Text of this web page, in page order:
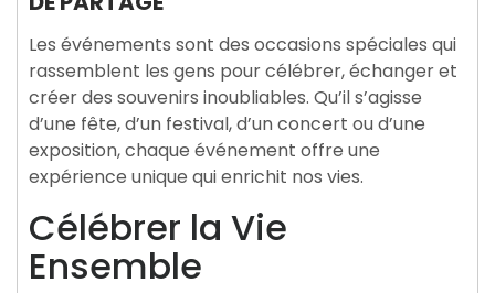
Les événements sont des occasions spéciales qui
rassemblent les gens pour célébrer, échanger et
créer des souvenirs inoubliables. Qu’il s’agisse
d’une fête, d’un festival, d’un concert ou d’une
exposition, chaque événement offre une
expérience unique qui enrichit nos vies.
Célébrer la Vie
Ensemble